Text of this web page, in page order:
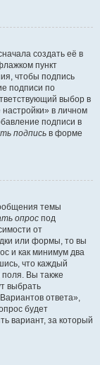
создать её в
пункт
чтобы подпись
подписи по
выбор в
в личном
подписи в
подпись в форме
темы
опрос под
от
или формы, то вы
и как минимум два
что каждый
поля. Вы также
выбрать
ответа»,
будет
вариант, за который